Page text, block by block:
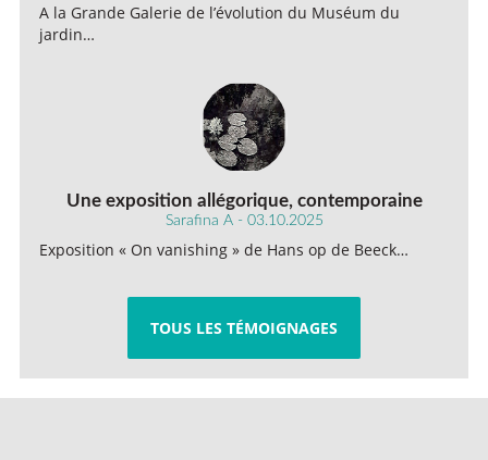
A la Grande Galerie de l’évolution du Muséum du
jardin…
Une exposition allégorique, contemporaine
Sarafina A - 03.10.2025
Exposition « On vanishing » de Hans op de Beeck…
TOUS LES TÉMOIGNAGES